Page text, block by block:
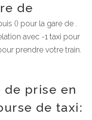
de
() pour la gare de .
avec -1 taxi pour
prendre votre train.
de prise en
de taxi: